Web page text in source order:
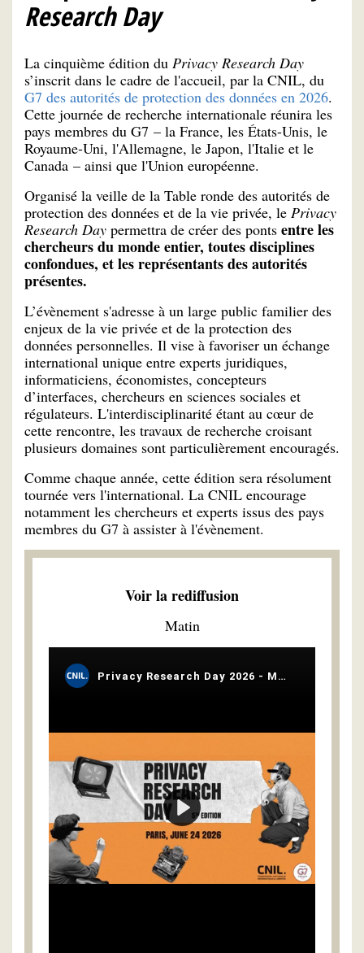
Research Day
La cinquième édition du Privacy Research Day
s’inscrit dans le cadre de l'accueil, par la CNIL, du
G7 des autorités de protection des données en 2026.
Cette journée de recherche internationale réunira les
pays membres du G7 – la France, les États-Unis, le
Royaume-Uni, l'Allemagne, le Japon, l'Italie et le
Canada – ainsi que l'Union européenne.
Organisé la veille de la Table ronde des autorités de
protection des données et de la vie privée, le Privacy
Research Day permettra de créer des ponts entre les
chercheurs du monde entier, toutes disciplines
confondues, et les représentants des autorités
présentes.
L’évènement s'adresse à un large public familier des
enjeux de la vie privée et de la protection des
données personnelles. Il vise à favoriser un échange
international unique entre experts juridiques,
informaticiens, économistes, concepteurs
d’interfaces, chercheurs en sciences sociales et
régulateurs. L'interdisciplinarité étant au cœur de
cette rencontre, les travaux de recherche croisant
plusieurs domaines sont particulièrement encouragés.
Comme chaque année, cette édition sera résolument
tournée vers l'international. La CNIL encourage
notamment les chercheurs et experts issus des pays
membres du G7 à assister à l'évènement.
Voir la rediffusion
Matin